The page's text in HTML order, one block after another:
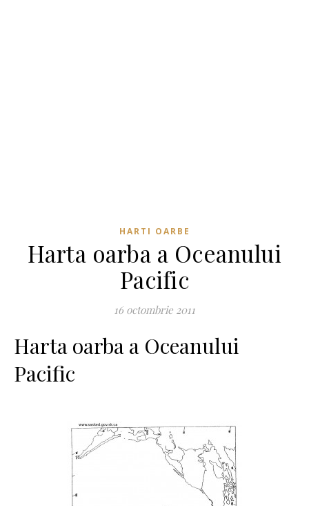
HARTI OARBE
Harta oarba a Oceanului
Pacific
16 octombrie 2011
Harta oarba a Oceanului
Pacific